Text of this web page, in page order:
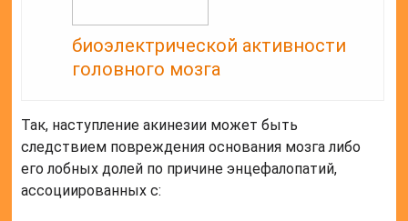
биоэлектрической активности
головного мозга
Так, наступление акинезии может быть
следствием повреждения основания мозга либо
его лобных долей по причине энцефалопатий,
ассоциированных с: